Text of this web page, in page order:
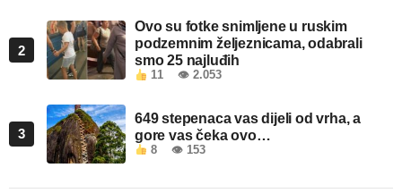
2
Ovo su fotke snimljene u ruskim
podzemnim željeznicama, odabrali
smo 25 najluđih
11 👁 2.053
3
649 stepenaca vas dijeli od vrha, a
gore vas čeka ovo…
8 👁 153